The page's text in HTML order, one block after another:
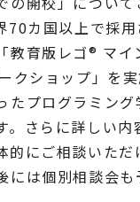
70カ国以上で採
教育版レゴ® マ
クショップ」を
たプログラミン
。さらに詳しい内
的にご相談いただ
には個別相談会も